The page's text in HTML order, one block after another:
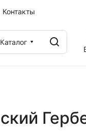
Контакты
Каталог